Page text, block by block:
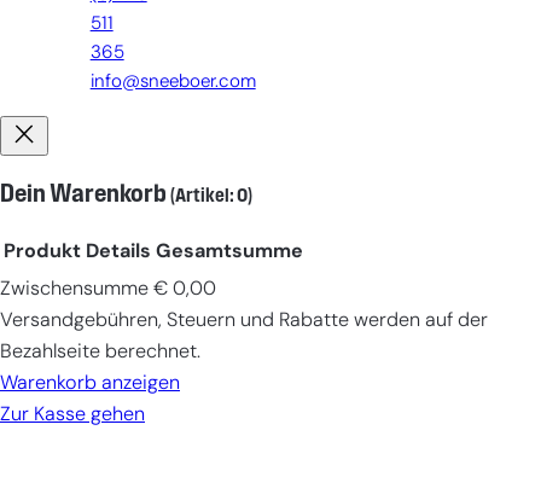
511
365
info@sneeboer.com
Dein Warenkorb (Artikel: 0)
Produkte
im
Warenkorb
Produkt Details Gesamtsumme
Zwischensumme € 0,00
Versandgebühren, Steuern und Rabatte werden auf der
Bezahlseite berechnet.
Warenkorb anzeigen
Zur Kasse gehen